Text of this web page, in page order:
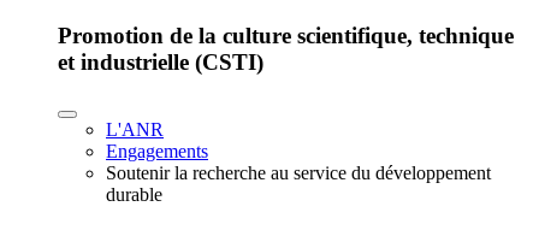
Promotion de la culture scientifique, technique
et industrielle (CSTI)
L'ANR
Engagements
Soutenir la recherche au service du développement
durable